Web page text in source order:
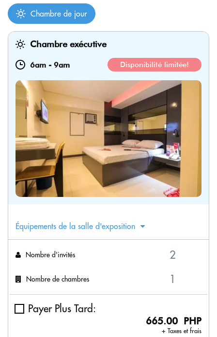
Chambre de jour
Chambre exécutive
6am - 9am Disponibilité limitée!
Équipements de la salle d'exposition
Nombre d'invités
Nombre de chambres
Payer Plus Tard:
665.00 PHP
+ Taxes et frais